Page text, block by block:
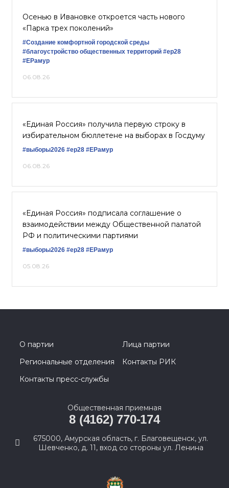
Осенью в Ивановке откроется часть нового
«Парка трех поколений»
#Создание комфортной городской среды
#благоустройство общественных территорий #ер28
#ЕРамур
06.08.26
«Единая Россия» получила первую строку в
избирательном бюллетене на выборах в Госдуму
#выборы2026 #ер28 #ЕРамур
06.08.26
«Единая Россия» подписала соглашение о
взаимодействии между Общественной палатой
РФ и политическими партиями
#выборы2026 #ер28 #ЕРамур
05.08.26
О партии
Лица партии
Региональные отделения
Контакты РИК
Контакты пресс-службы
Общественная приемная
8 (4162) 770-174
675000, Амурская область, г. Благовещенск, ул.
Шевченко, д. 11, вход со стороны ул. Ленина